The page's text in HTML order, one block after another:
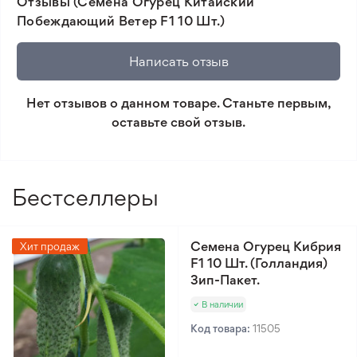
озеленения беседок. Урожайность этого гибрида
на площади одного му (0,15 га) составляет 3500-
4000 кг.
товара и реального растения.
🛡️ Защита покупок. Возврат средств за товар,
который не соответствует ожиданиям. Согласно
условиям возврата.
Минимальный заказ 300 грн.
Побеждающий Ветер F1 10 Шт.)
Написать отзыв
Нет отзывов о данном товаре. Станьте первым,
оставьте свой отзыв.
Бестселлеры
Хит продаж
Семена Огурец Кибрия
F1 10 Шт. (Голландия)
Зип-Пакет.
В наличии
Код товара: 11505